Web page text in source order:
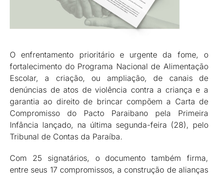
O enfrentamento prioritário e urgente da fome, o
fortalecimento do Programa Nacional de Alimentação
Escolar, a criação, ou ampliação, de canais de
denúncias de atos de violência contra a criança e a
garantia ao direito de brincar compõem a Carta de
Compromisso do Pacto Paraibano pela Primeira
Infância lançado, na última segunda-feira (28), pelo
Tribunal de Contas da Paraíba.
Com 25 signatários, o documento também firma,
entre seus 17 compromissos, a construção de alianças